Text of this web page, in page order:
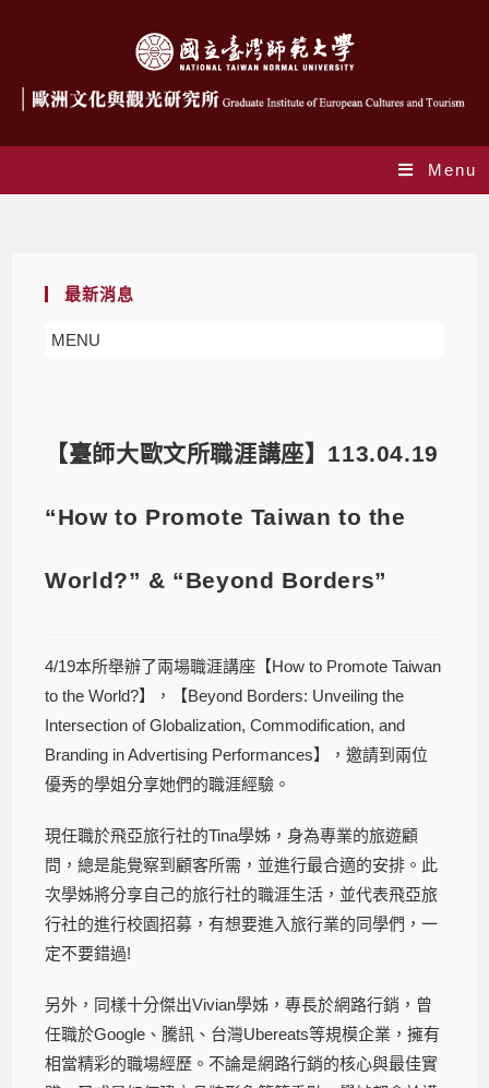
Menu
最新消息
MENU
【臺師大歐文所職涯講座】113.04.19
“How to Promote Taiwan to the
World?” & “Beyond Borders”
4/19本所舉辦了兩場職涯講座【How to Promote Taiwan
to the World?】，【Beyond Borders: Unveiling the
Intersection of Globalization, Commodification, and
Branding in Advertising Performances】，邀請到兩位
優秀的學姐分享她們的職涯經驗。
現任職於飛亞旅行社的Tina學姊，身為專業的旅遊顧
問，總是能覺察到顧客所需，並進行最合適的安排。此
次學姊將分享自己的旅行社的職涯生活，並代表飛亞旅
行社的進行校園招募，有想要進入旅行業的同學們，一
定不要錯過!
另外，同樣十分傑出Vivian學姊，專長於網路行銷，曾
任職於Google、騰訊、台灣Ubereats等規模企業，擁有
相當精彩的職場經歷。不論是網路行銷的核心與最佳實